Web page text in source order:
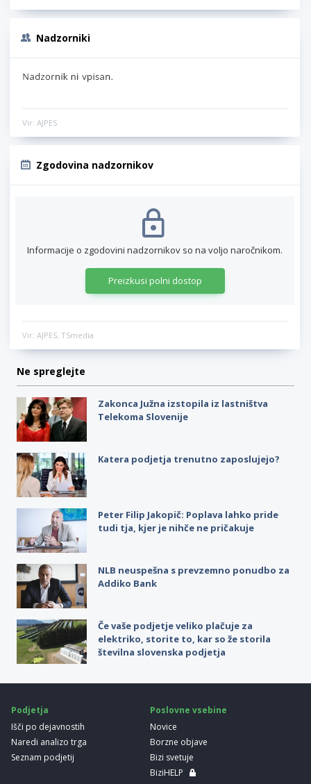
Nadzorniki
Vir: AJPES
Zgodovina nadzornikov
Informacije o zgodovini nadzornikov so na voljo naročnikom.
Preizkusi polni dostop
Vir: AJPES, TSmedia
Ne spreglejte
Zakonca Južna izstopila iz lastništva
Telekoma Slovenije
Katera podjetja trenutno zaposlujejo?
Peter Filip Jakopič: Poplava lahko pride
tudi tja, kjer je nihče ne pričakuje
NLB neuspešna s prevzemno ponudbo za
Addiko Bank
Če vaše podjetje veliko plačuje za
elektriko, storite to, kar so že storila
številna slovenska podjetja
Podjetja
Išči po dejavnostih
Naredi analizo trga
Seznam podjetij
Poslovne vsebine
Novice
Borzne objave
Bizi svetuje
BiziHELP